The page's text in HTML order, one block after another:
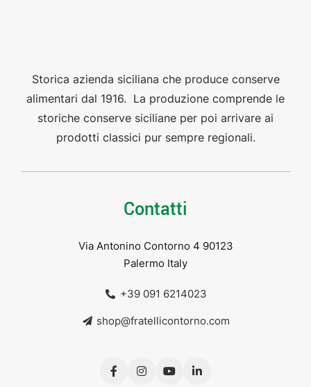
Storica azienda siciliana che produce conserve
alimentari dal 1916. La produzione comprende le
storiche conserve siciliane per poi arrivare ai
prodotti classici pur sempre regionali.
Contatti
Via Antonino Contorno 4 90123
Palermo Italy
+39 091 6214023
shop@fratellicontorno.com